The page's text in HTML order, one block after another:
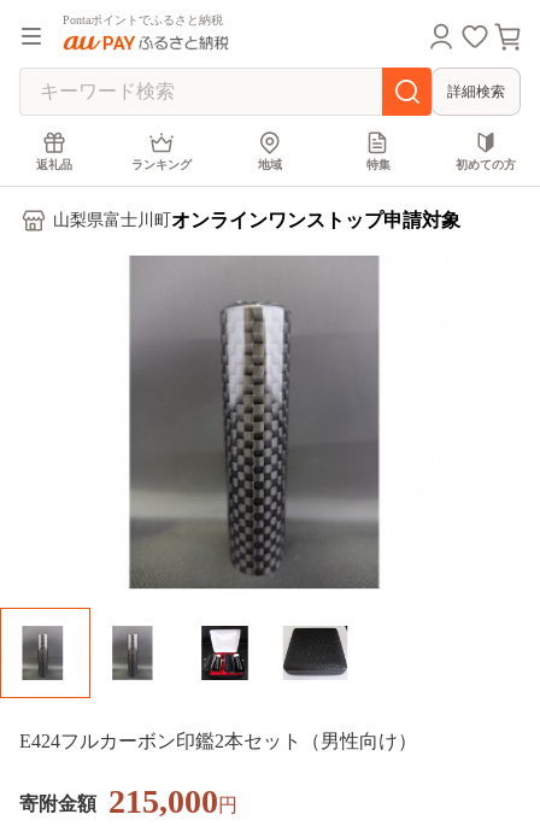
Pontaポイントでふるさと納税
詳細検索
返礼品 ランキング 地域 特集 初めての方
山梨県富士川町 オンラインワンストップ申請対象
E424フルカーボン印鑑2本セット（男性向け）
寄附金額 215,000円